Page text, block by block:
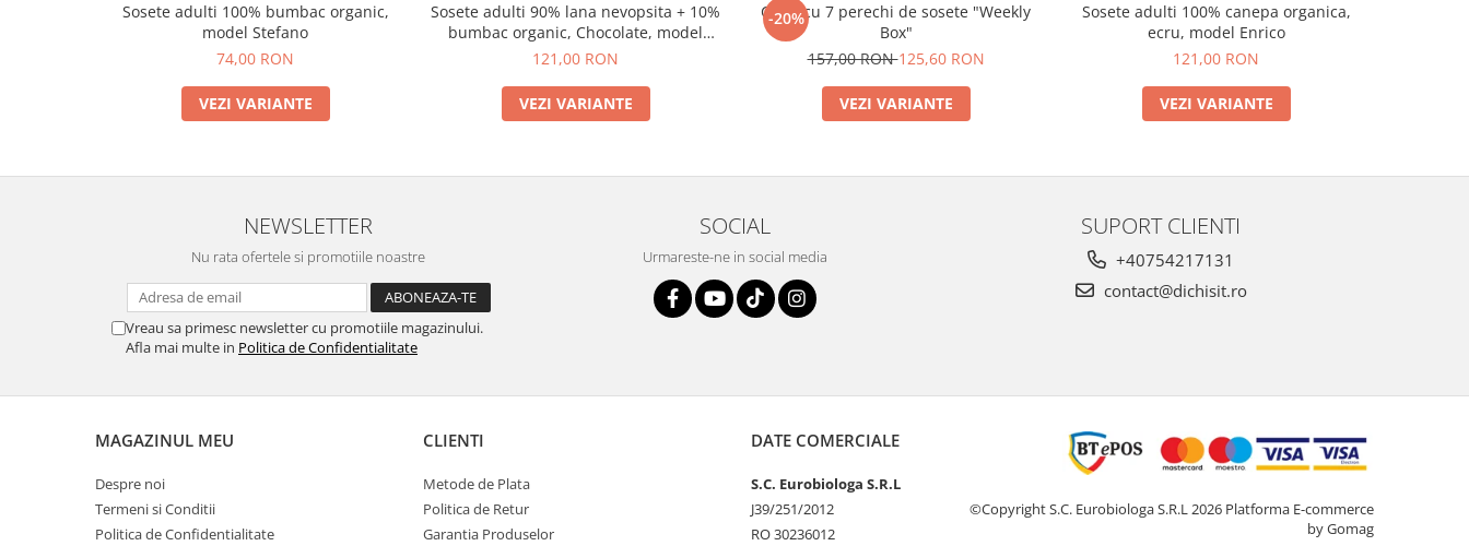
Sosete adulti 100% bumbac organic,
model Stefano
74,00 RON
VEZI VARIANTE
Sosete adulti 90% lana nevopsita + 10%
bumbac organic, Chocolate, model
Andrea
121,00 RON
VEZI VARIANTE
-20%
Cutie cu 7 perechi de sosete "Weekly
Box"
157,00 RON125,60 RON
VEZI VARIANTE
Sosete adulti 100% canepa organica,
ecru, model Enrico
121,00 RON
VEZI VARIANTE
NEWSLETTER
Nu rata ofertele si promotiile noastre
Vreau sa primesc newsletter cu promotiile magazinului.
Afla mai multe in Politica de Confidentialitate
SOCIAL
Urmareste-ne in social media
SUPORT CLIENTI
+40754217131
contact@dichisit.ro
MAGAZINUL MEU
Despre noi
Termeni si Conditii
Politica de Confidentialitate
CLIENTI
Metode de Plata
Politica de Retur
Garantia Produselor
DATE COMERCIALE
S.C. Eurobiologa S.R.L
J39/251/2012
RO 30236012
©Copyright S.C. Eurobiologa S.R.L 2026 Platforma E-commerce
by Gomag